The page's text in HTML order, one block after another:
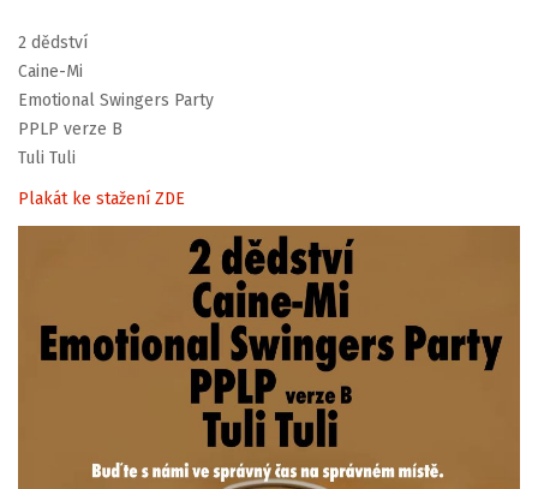
2 dědství
Caine-Mi
Emotional Swingers Party
PPLP verze B
Tuli Tuli
Plakát ke stažení ZDE